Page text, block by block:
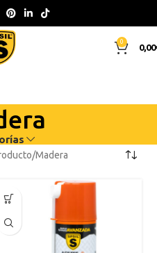
0
0,00
Madera